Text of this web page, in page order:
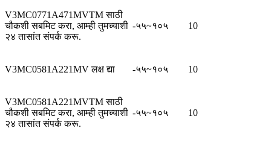
V3MC0771A471MVTM साठी
चौकशी सबमिट करा, आम्ही तुमच्याशी
२४ तासांत संपर्क करू.
-५५~१०५ 10
V3MC0581A221MV लक्ष द्या -५५~१०५ 10
V3MC0581A221MVTM साठी
चौकशी सबमिट करा, आम्ही तुमच्याशी
२४ तासांत संपर्क करू.
-५५~१०५ 10